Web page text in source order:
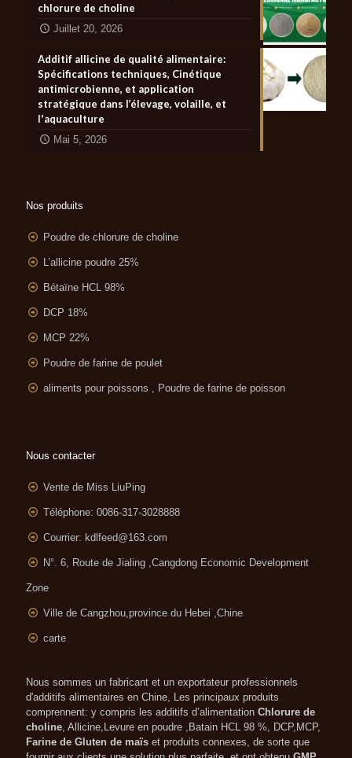
chlorure de choline
Juillet 20, 2026
Additif allicine de qualité alimentaire:
Spécifications techniques, Cinétique
antimicrobienne, et application
stratégique dans l’élevage, volaille, et
l'aquaculture
Mai 5, 2026
Nos produits
Poudre de chlorure de choline
L’allicine poudre 25%
Bétaïne HCL 98%
DCP 18%
MCP 22%
Poudre de farine de poulet
aliments pour poissons , Poudre de farine de poisson
Nous contacter
Vente de Miss LiuPing
Téléphone: 0086-317-3028888
Courrier: kdlfeed@163.com
N°. 6, Route de Jialing ,Cangdong Economic Development
Zone
Ville de Cangzhou,province du Hebei ,Chine
carte
Nous sommes un fabricant et un exportateur professionnels
d'additifs alimentaires en Chine, Les principaux produits
comprennent: y compris les additifs d’alimentation Chlorure de
choline , Allicine,Levure en poudre ,Batain HCL 98 %, DCP,MCP,
Farine de Gluten de maïs et produits connexes, de sorte que